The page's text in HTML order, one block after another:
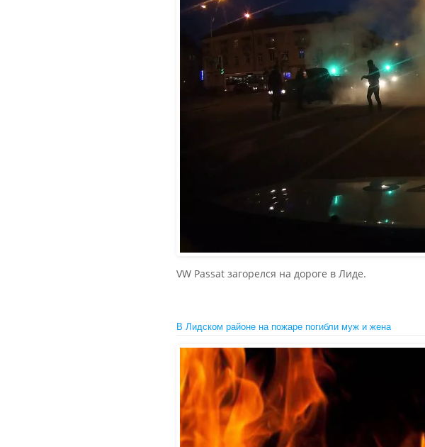
VW Passat загорелся на дороге в Лиде.
В Лидском районе на пожаре погибли муж и жена